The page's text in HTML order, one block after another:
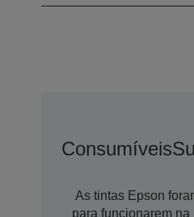
Consumíveis
As tintas Epson
para funcionarem